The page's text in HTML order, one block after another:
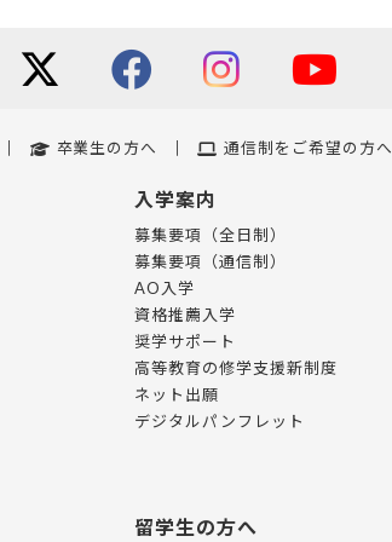
卒業生の方へ 通信制をご希望の方へ
入学案内
募集要項（全日制）
募集要項（通信制）
AO入学
資格推薦入学
奨学サポート
高等教育の修学支援新制度
ネット出願
デジタルパンフレット
留学生の方へ